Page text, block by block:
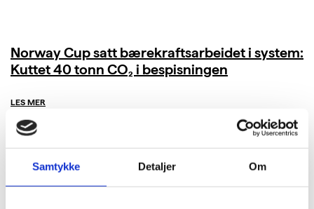
Samtykke Detaljer Om
Norway Cup satt bærekraftsarbeidet i system:
Kuttet 40 tonn CO₂ i bespisningen
LES MER